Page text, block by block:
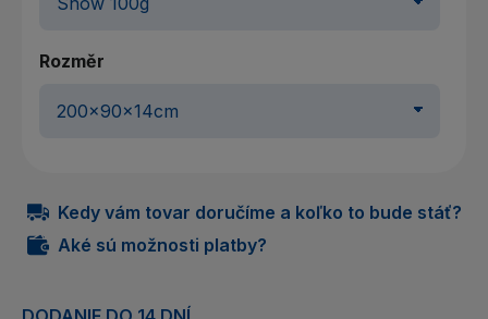
Rozměr
Kedy vám tovar doručíme a koľko to bude stáť?
Aké sú možnosti platby?